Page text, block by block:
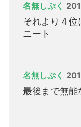
名無しぷく
それより４
ニート
名無しぷく
最後まで無能